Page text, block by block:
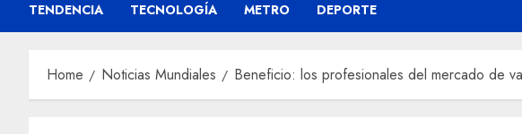
TENDENCIA TECNOLOGÍA METRO DEPORTE
Home Noticias Mundiales Beneficio: los profesionales del mercado de